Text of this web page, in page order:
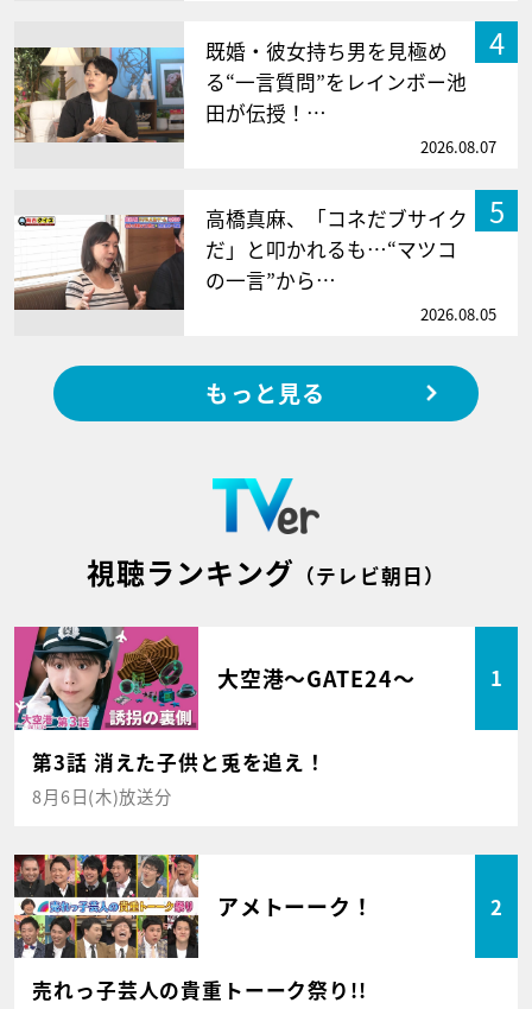
4
既婚・彼女持ち男を見極め
る“一言質問”をレインボー池
田が伝授！…
2026.08.07
5
高橋真麻、「コネだブサイク
だ」と叩かれるも…“マツコ
の一言”から…
2026.08.05
もっと見る
視聴ランキング （テレビ朝日）
大空港～GATE24～ 1
第3話 消えた子供と兎を追え！
8月6日(木)放送分
アメトーーク！ 2
売れっ子芸人の貴重トーーク祭り!!